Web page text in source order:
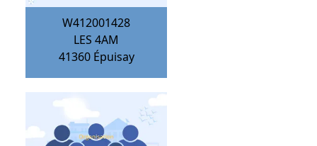
W412001428
LES 4AM
41360 Épuisay